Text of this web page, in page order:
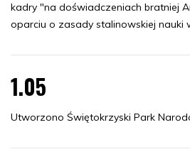
kadry "na doświadczeniach bratniej
oparciu o zasady stalinowskiej nauki
1.05
Utworzono Świętokrzyski Park